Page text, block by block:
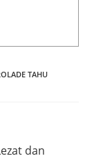
TAHU
dan